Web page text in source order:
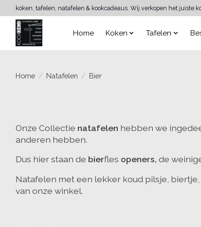
koken, tafelen, natafelen & kookcadeaus. Wij verkopen het juiste
Home Koken Tafelen
Home / Natafelen / Bier
Onze Collectie natafelen hebben we
anderen hebben.
Dus hier staan de bierfles openers, de
Natafelen met een lekker koud pilsje,
van onze winkel.